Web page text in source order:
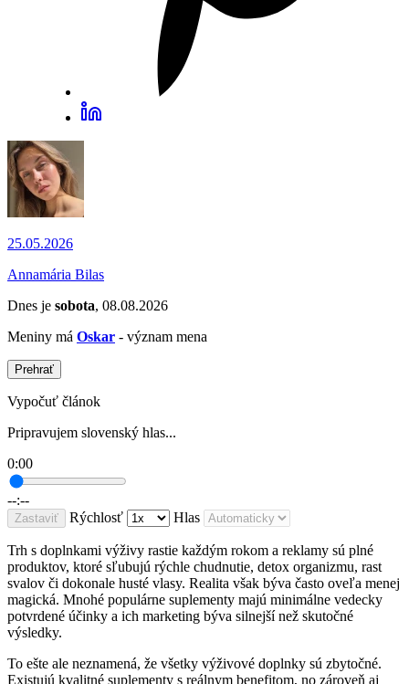
25.05.2026
Annamária Bilas
Dnes je sobota, 08.08.2026
Meniny má Oskar - význam mena
Prehrať
Vypočuť článok
Pripravujem slovenský hlas...
0:00
--:--
Zastaviť Rýchlosť Hlas
Trh s doplnkami výživy rastie každým rokom a reklamy sú plné
produktov, ktoré sľubujú rýchle chudnutie, detox organizmu, rast
svalov či dokonale husté vlasy. Realita však býva často oveľa menej
magická. Mnohé populárne suplementy majú minimálne vedecky
potvrdené účinky a ich marketing býva silnejší než skutočné
výsledky.
To ešte ale neznamená, že všetky výživové doplnky sú zbytočné.
Existujú kvalitné suplementy s reálnym benefitom, no zároveň aj